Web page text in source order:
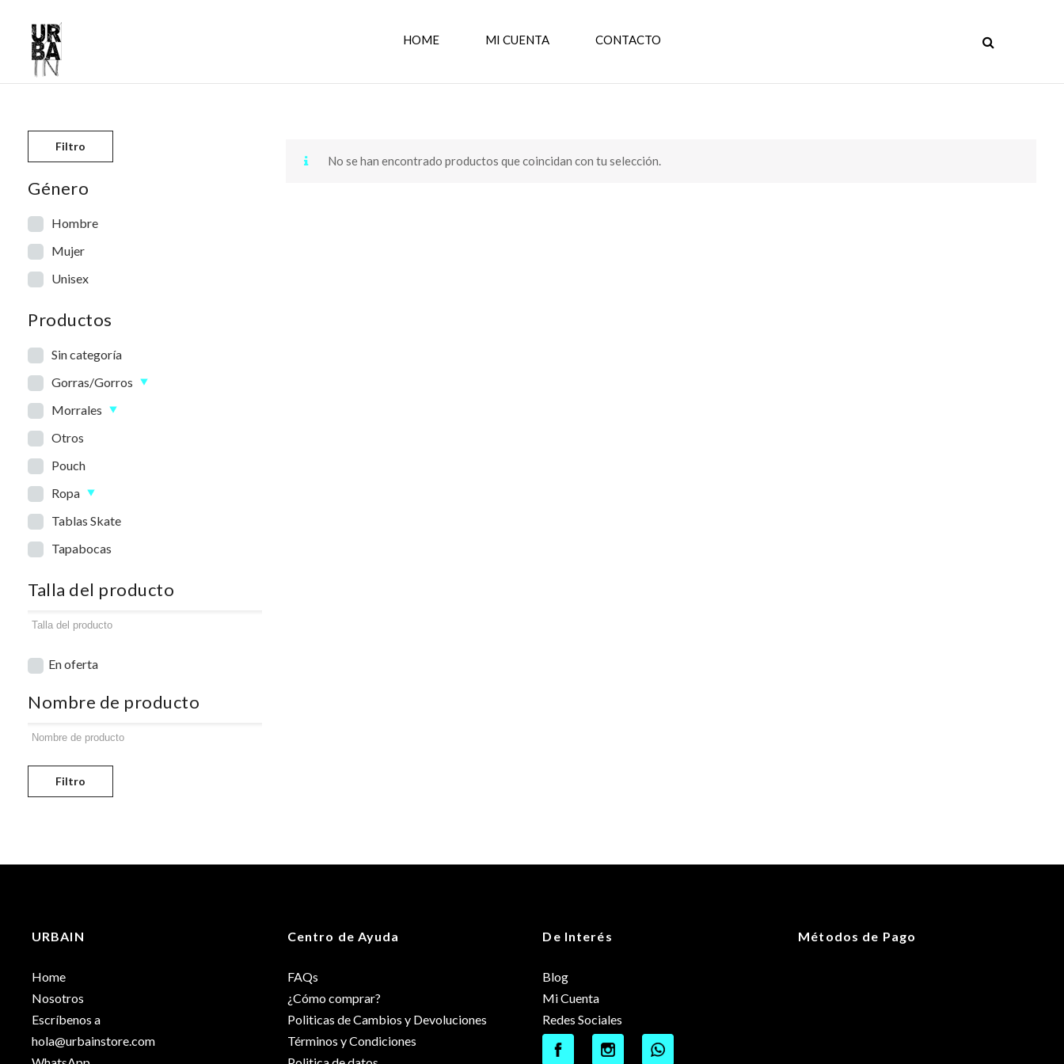
HOME MI CUENTA CONTACTO
Skip to content
No se han encontrado productos que coincidan con tu selección.
Filtro
Género
Hombre
Mujer
Unisex
Productos
Sin categoría
Gorras/Gorros
Morrales
Otros
Pouch
Ropa
Tablas Skate
Tapabocas
Talla del producto
En oferta
Nombre de producto
Filtro
URBAIN
Home
Nosotros
Escríbenos a
hola@urbainstore.com
Centro de Ayuda
FAQs
¿Cómo comprar?
Politicas de Cambios y Devoluciones
Términos y Condiciones
De Interés
Blog
Mi Cuenta
Redes Sociales
Métodos de Pago